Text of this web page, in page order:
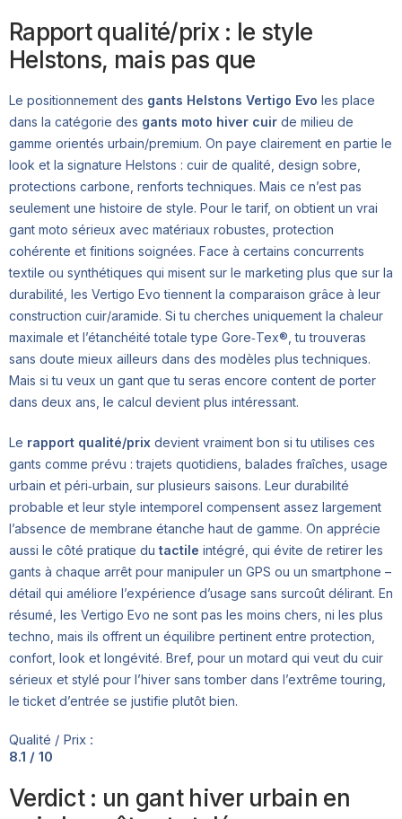
Rapport qualité/prix : le style
Helstons, mais pas que
Le positionnement des gants Helstons Vertigo Evo les place
dans la catégorie des gants moto hiver cuir de milieu de
gamme orientés urbain/premium. On paye clairement en partie le
look et la signature Helstons : cuir de qualité, design sobre,
protections carbone, renforts techniques. Mais ce n’est pas
seulement une histoire de style. Pour le tarif, on obtient un vrai
gant moto sérieux avec matériaux robustes, protection
cohérente et finitions soignées. Face à certains concurrents
textile ou synthétiques qui misent sur le marketing plus que sur la
durabilité, les Vertigo Evo tiennent la comparaison grâce à leur
construction cuir/aramide. Si tu cherches uniquement la chaleur
maximale et l’étanchéité totale type Gore‑Tex®, tu trouveras
sans doute mieux ailleurs dans des modèles plus techniques.
Mais si tu veux un gant que tu seras encore content de porter
dans deux ans, le calcul devient plus intéressant.
Le rapport qualité/prix devient vraiment bon si tu utilises ces
gants comme prévu : trajets quotidiens, balades fraîches, usage
urbain et péri‑urbain, sur plusieurs saisons. Leur durabilité
probable et leur style intemporel compensent assez largement
l’absence de membrane étanche haut de gamme. On apprécie
aussi le côté pratique du tactile intégré, qui évite de retirer les
gants à chaque arrêt pour manipuler un GPS ou un smartphone –
détail qui améliore l’expérience d’usage sans surcoût délirant. En
résumé, les Vertigo Evo ne sont pas les moins chers, ni les plus
techno, mais ils offrent un équilibre pertinent entre protection,
confort, look et longévité. Bref, pour un motard qui veut du cuir
sérieux et stylé pour l’hiver sans tomber dans l’extrême touring,
le ticket d’entrée se justifie plutôt bien.
Qualité / Prix :
8.1 / 10
Verdict : un gant hiver urbain en